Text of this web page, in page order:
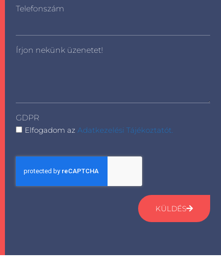
Telefonszám
Írjon nekünk üzenetet!
GDPR
Elfogadom azAdatkezelési Tájékoztatót.
KÜLDÉS